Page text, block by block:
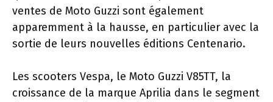
ventes de Moto Guzzi sont également
apparemment à la hausse, en particulier avec la
sortie de leurs nouvelles éditions Centenario.
Les scooters Vespa, le Moto Guzzi V85TT, la
croissance de la marque Aprilia dans le segment